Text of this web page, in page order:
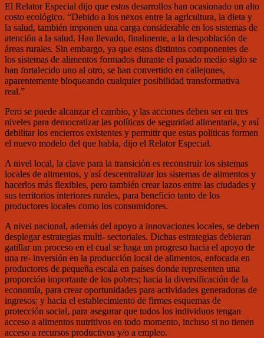
El Relator Especial dijo que estos desarrollos han ocasionado un alto
costo ecológico. “Debido a los nexos entre la agricultura, la dieta y
la salud, también imponen una carga considerable en los sistemas de
atención a la salud. Han llevado, finalmente, a la despoblación de
áreas rurales. Sin embargo, ya que estos distintos componentes de
los sistemas de alimentos formados durante el pasado medio siglo se
han fortalecido uno al otro, se han convertido en callejones,
aparentemente bloqueando cualquier posibilidad transformativa
real.”
Pero se puede alcanzar el cambio, y las acciones deben ser en tres
niveles para democratizar las políticas de seguridad alimentaria, y así
debilitar los encierros existentes y permitir que estas políticas formen
el nuevo modelo del que habla, dijo el Relator Especial.
A nivel local, la clave para la transición es reconstruir los sistemas
locales de alimentos, y así descentralizar los sistemas de alimentos y
hacerlos más flexibles, pero también crear lazos entre las ciudades y
sus territorios interiores rurales, para beneficio tanto de los
productores locales como los consumidores.
A nivel nacional, además del apoyo a innovaciones locales, se deben
desplegar estrategias multi- sectoriales. Dichas estrategias debieran
gatillar un proceso en el cual se haga un progreso hacia el apoyo de
una re- inversión en la producción local de alimentos, enfocada en
productores de pequeña escala en países donde representen una
proporción importante de los pobres; hacia la diversificación de la
economía, para crear oportunidades para actividades generadoras de
ingresos; y hacia el establecimiento de firmes esquemas de
protección social, para asegurar que todos los individuos tengan
acceso a alimentos nutritivos en todo momento, incluso si no tienen
acceso a recursos productivos y/o a empleo.